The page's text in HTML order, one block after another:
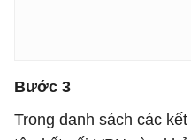
Bước 3
Trong danh sách các